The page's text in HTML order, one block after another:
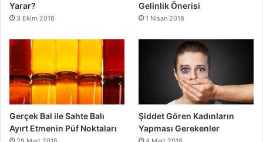
Yarar?
3 Ekim 2018
Gelinlik Önerisi
1 Nisan 2018
Gerçek Bal ile Sahte Balı
Ayırt Etmenin Püf Noktaları
Şiddet Gören Kadınların
Yapması Gerekenler